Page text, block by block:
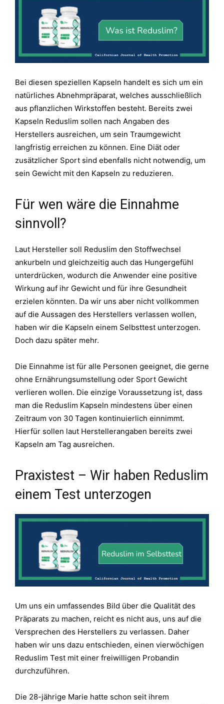
Bei diesen speziellen Kapseln handelt es sich um ein
natürliches Abnehmpräparat, welches ausschließlich
aus pflanzlichen Wirkstoffen besteht. Bereits zwei
Kapseln Reduslim sollen nach Angaben des
Herstellers ausreichen, um sein Traumgewicht
langfristig erreichen zu können. Eine Diät oder
zusätzlicher Sport sind ebenfalls nicht notwendig, um
sein Gewicht mit den Kapseln zu reduzieren.
Für wen wäre die Einnahme
sinnvoll?
Laut Hersteller soll Reduslim den Stoffwechsel
ankurbeln und gleichzeitig auch das Hungergefühl
unterdrücken, wodurch die Anwender eine positive
Wirkung auf ihr Gewicht und für ihre Gesundheit
erzielen könnten. Da wir uns aber nicht vollkommen
auf die Aussagen des Herstellers verlassen wollen,
haben wir die Kapseln einem Selbsttest unterzogen.
Doch dazu später mehr.
Die Einnahme ist für alle Personen geeignet, die gerne
ohne Ernährungsumstellung oder Sport Gewicht
verlieren wollen. Die einzige Voraussetzung ist, dass
man die Reduslim Kapseln mindestens über einen
Zeitraum von 30 Tagen kontinuierlich einnimmt.
Hierfür sollen laut Herstellerangaben bereits zwei
Kapseln am Tag ausreichen.
Praxistest – Wir haben Reduslim
einem Test unterzogen
Um uns ein umfassendes Bild über die Qualität des
Präparats zu machen, reicht es nicht aus, uns auf die
Versprechen des Herstellers zu verlassen. Daher
haben wir uns dazu entschieden, einen vierwöchigen
Reduslim Test mit einer freiwilligen Probandin
durchzuführen.
Die 28-jährige Marie hatte schon seit ihrem